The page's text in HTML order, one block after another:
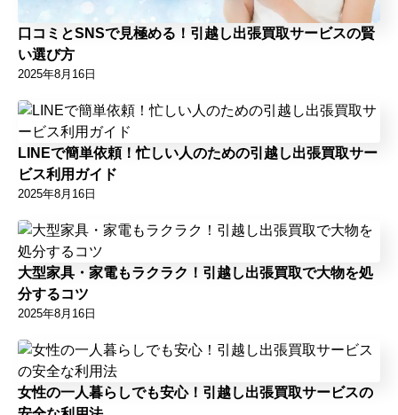
口コミとSNSで見極める！引越し出張買取サービスの賢
い選び方
2025年8月16日
LINEで簡単依頼！忙しい人のための引越し出張買取サー
ビス利用ガイド
2025年8月16日
大型家具・家電もラクラク！引越し出張買取で大物を処
分するコツ
2025年8月16日
女性の一人暮らしでも安心！引越し出張買取サービスの